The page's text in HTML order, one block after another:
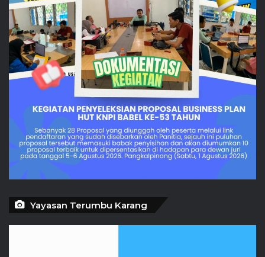
Yayasan Terumbu Karang